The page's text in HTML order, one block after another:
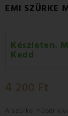
EMI SZÜRKE
Készleten.
Kedd
Szerda 12.08
4 200 Ft
A szürke műbőr